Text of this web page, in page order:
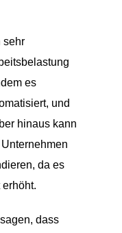
sehr
es
und
hinaus kann
da es
dass